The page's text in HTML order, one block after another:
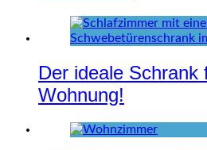
Der ideale Schrank
Wohnung!